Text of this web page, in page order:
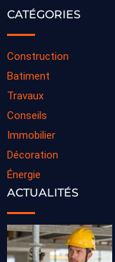
CATÉGORIES
Construction
Batiment
Travaux
Conseils
Immobilier
Décoration
Énergie
ACTUALITÉS